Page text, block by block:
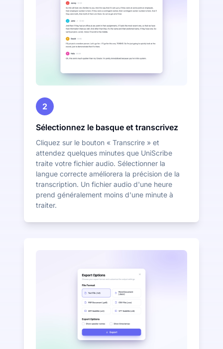
2
Sélectionnez le basque et transcrivez
Cliquez sur le bouton « Transcrire » et
attendez quelques minutes que UniScribe
traite votre fichier audio. Sélectionner la
langue correcte améliorera la précision de la
transcription. Un fichier audio d'une heure
prend généralement moins d'une minute à
traiter.